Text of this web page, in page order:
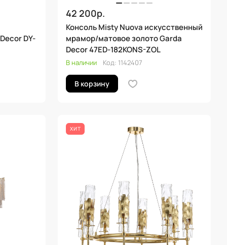
DY-
42 200р.
Консоль Misty Nuova искусственный
мрамор/матовое золото Garda
Decor 47ED-182KONS-ZOL
В наличии Код: 1142407
В корзину
ХИТ